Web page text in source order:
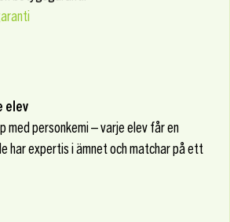
elev
med personkemi – varje elev får en
har expertis i ämnet och matchar på ett